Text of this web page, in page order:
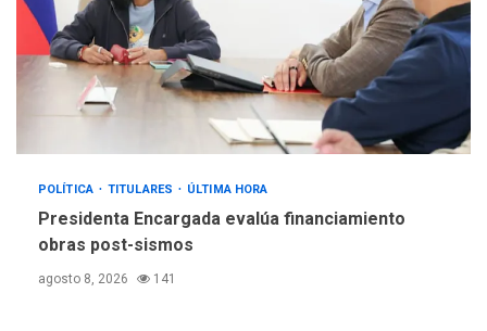
POLÍTICA TITULARES ÚLTIMA HORA
Presidenta Encargada evalúa financiamiento
obras post-sismos
agosto 8, 2026 141